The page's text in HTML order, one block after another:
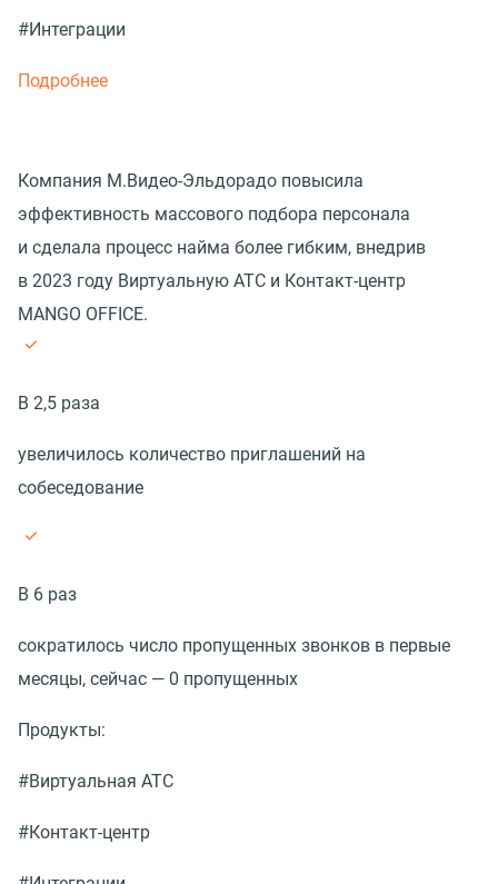
#Интеграции
Подробнее
Компания М.Видео-Эльдорадо повысила
эффективность массового подбора персонала
и сделала процесс найма более гибким, внедрив
в 2023 году Виртуальную АТС и Контакт-центр
MANGO OFFICE.
В 2,5 раза
увеличилось количество приглашений на
собеседование
В 6 раз
сократилось число пропущенных звонков в первые
месяцы, сейчас — 0 пропущенных
Продукты:
#Виртуальная АТС
#Контакт-центр